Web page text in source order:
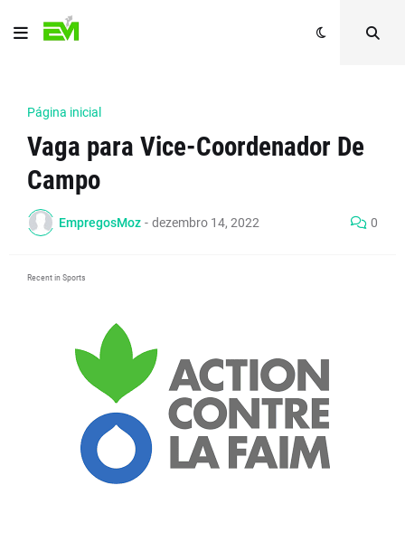
Página inicial
Vaga para Vice-Coordenador De
Campo
EmpregosMoz - dezembro 14, 2022 0
Recent in Sports